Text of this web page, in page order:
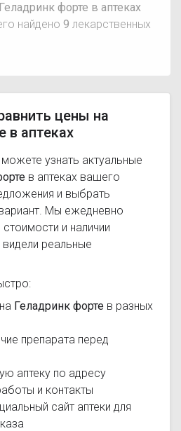
Геладринк форте в аптеках
найдено 9 лекарственных
цены на
в аптеках
узнать актуальные
в аптеках вашего
и выбрать
Мы ежедневно
и наличии
реальные
Геладринк форте в разных
препарата перед
аптеку по адресу
и контакты
сайт аптеки для